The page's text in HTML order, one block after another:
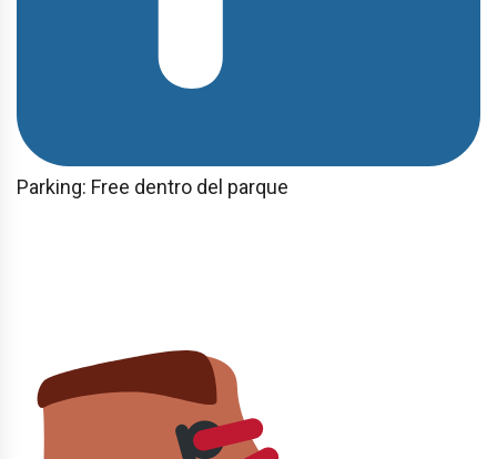
Parking: Free dentro del parque